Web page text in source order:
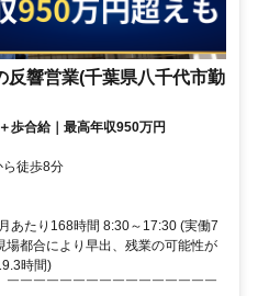
反響営業(千葉県八千代市勤
歩合給｜最高年収950万円
ら徒歩8分
あたり168時間 8:30～17:30 (実働7
都合により早出、残業の可能性が
時間)
￣￣￣￣￣￣￣￣￣￣￣￣￣￣￣